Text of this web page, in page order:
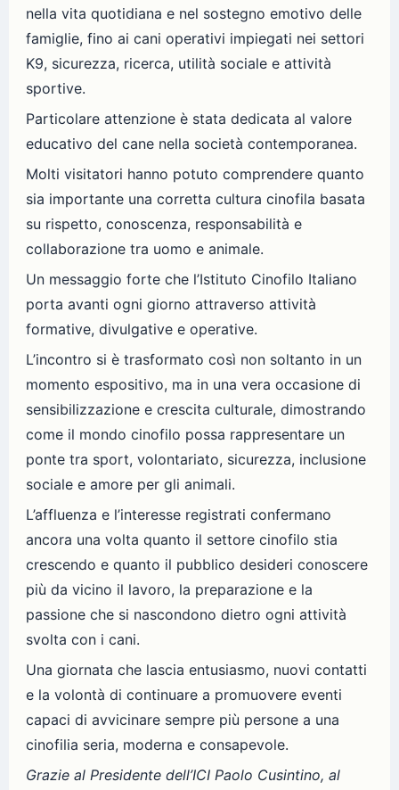
nella vita quotidiana e nel sostegno emotivo delle
famiglie, fino ai cani operativi impiegati nei settori
K9, sicurezza, ricerca, utilità sociale e attività
sportive.
Particolare attenzione è stata dedicata al valore
educativo del cane nella società contemporanea.
Molti visitatori hanno potuto comprendere quanto
sia importante una corretta cultura cinofila basata
su rispetto, conoscenza, responsabilità e
collaborazione tra uomo e animale.
Un messaggio forte che l’Istituto Cinofilo Italiano
porta avanti ogni giorno attraverso attività
formative, divulgative e operative.
L’incontro si è trasformato così non soltanto in un
momento espositivo, ma in una vera occasione di
sensibilizzazione e crescita culturale, dimostrando
come il mondo cinofilo possa rappresentare un
ponte tra sport, volontariato, sicurezza, inclusione
sociale e amore per gli animali.
L’affluenza e l’interesse registrati confermano
ancora una volta quanto il settore cinofilo stia
crescendo e quanto il pubblico desideri conoscere
più da vicino il lavoro, la preparazione e la
passione che si nascondono dietro ogni attività
svolta con i cani.
Una giornata che lascia entusiasmo, nuovi contatti
e la volontà di continuare a promuovere eventi
capaci di avvicinare sempre più persone a una
cinofilia seria, moderna e consapevole.
Grazie al Presidente dell’ICI Paolo Cusintino, al